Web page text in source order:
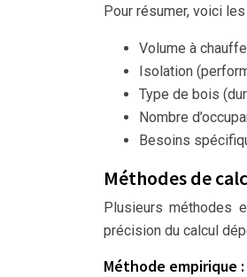
Pour résumer, voici
Volume à
Isolation
Type de bois
Nombre
Besoins
Méthodes de
Plusieurs méthodes
précision du calcul
Méthode empirique